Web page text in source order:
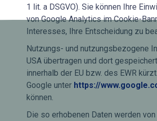
1 lit. a DSGVO). Sie können Ihre
von Google Analytics im Cookie-
Interesses, Ihre Entscheidung zu
Nutzungs- und nutzungsbezogene
USA übertragen und dort
innerhalb der EU bzw. des EWR
Google unter https://
können.
Die so erhobenen Daten werden